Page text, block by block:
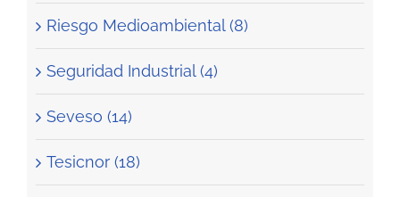
Riesgo Medioambiental (8)
Seguridad Industrial (4)
Seveso (14)
Tesicnor (18)